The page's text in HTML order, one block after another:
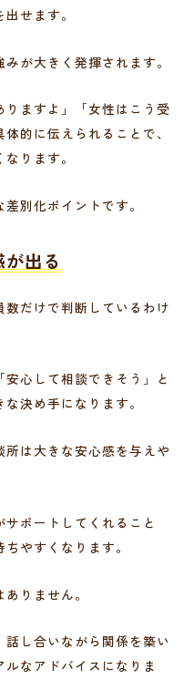
せます。
が大きく発揮されます。
りますよ」「女性はこう受
的に伝えられることで、
ります。
別化ポイントです。
出る
だけで判断しているわけ
安心して相談できそう」と
決め手になります。
は大きな安心感を与えや
ポートしてくれること
やすくなります。
りません。
し合いながら関係を築い
なアドバイスになりま